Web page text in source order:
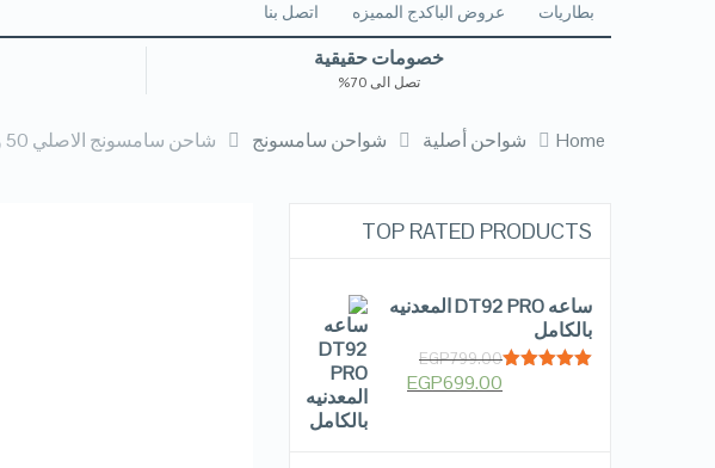
بطاريات عروض الباكدج المميزه اتصل بنا
خصومات حقيقية
تصل الى 70%
Home شواحن أصلية شواحن سامسونج شاحن سامسونج الاصلي 50 وات الجديد super fast charge 2.0 بالكابل الاصلي 5 امبير 1.8 متر
TOP RATED PRODUCTS
ساعه DT92 PRO المعدنيه
بالكامل
EGP799.00
EGP699.00